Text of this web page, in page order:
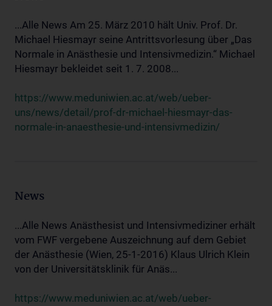
...Alle News Am 25. März 2010 hält Univ. Prof. Dr.
Michael Hiesmayr seine Antrittsvorlesung über „Das
Normale in Anästhesie und Intensivmedizin.“ Michael
Hiesmayr bekleidet seit 1. 7. 2008...
https://www.meduniwien.ac.at/web/ueber-
uns/news/detail/prof-dr-michael-hiesmayr-das-
normale-in-anaesthesie-und-intensivmedizin/
News
...Alle News Anästhesist und Intensivmediziner erhält
vom FWF vergebene Auszeichnung auf dem Gebiet
der Anästhesie (Wien, 25-1-2016) Klaus Ulrich Klein
von der Universitätsklinik für Anäs...
https://www.meduniwien.ac.at/web/ueber-